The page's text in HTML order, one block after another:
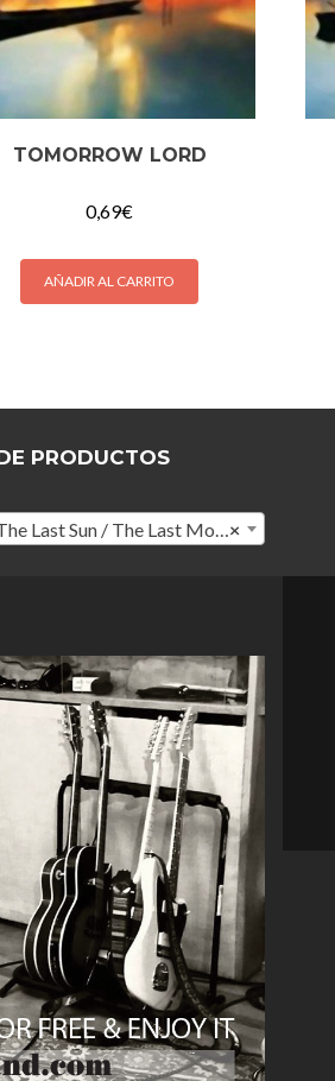
TOMORROW LORD
0,69€
AÑADIR AL CARRITO
PRODUCTOS
×
Sun / The Last Moon (10)